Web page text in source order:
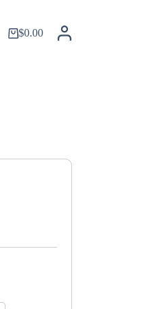
Shopping
$0.00